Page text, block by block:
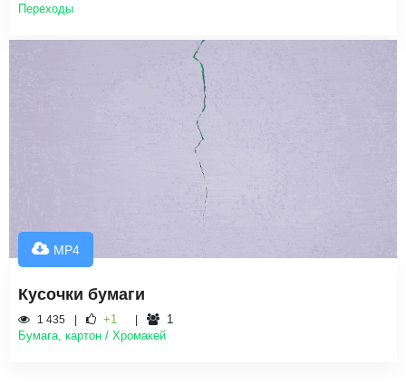
Переходы
MP4
Кусочки бумаги
1 435 +1
1
Бумага, картон / Хромакей